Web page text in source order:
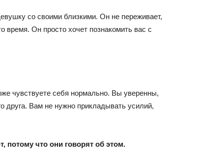
со своими близкими. Он не переживает,
Он просто хочет познакомить вас с
чувствуете себя нормально. Вы уверенны,
друга. Вам не нужно прикладывать усилий,
потому что они говорят об этом.